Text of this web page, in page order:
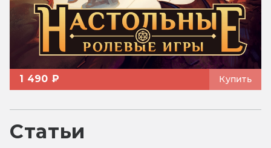
1 490 ₽ Купить
Статьи